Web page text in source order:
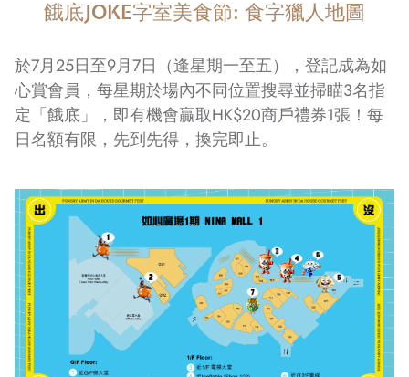
餓底JOKE字室美食節: 食字獵人地圖
於7月25日至9月7日（逢星期一至五），登記成為如
心賞會員，每星期於場內不同位置搜尋並掃瞄3名指
定「餓底」，即有機會贏取HK$20商戶禮券1張！每
日名額有限，先到先得，換完即止。